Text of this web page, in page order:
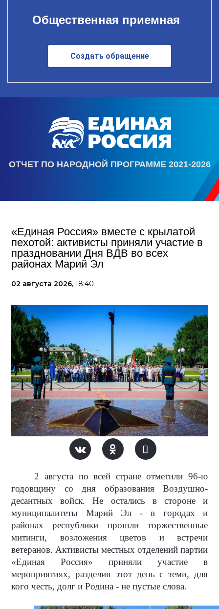
Общественная приемная
Создать обращение
ОТЧЕТ ПО НАРОДНОЙ ПРОГРАММЕ 2021-2026
«Единая Россия» вместе с крылатой
пехотой: активисты приняли участие в
праздновании Дня ВДВ во всех
районах Марий Эл
02 августа 2026, 18:40
2 августа по всей стране отметили 96-ю
годовщину со дня образования Воздушно-
десантных войск. Не остались в стороне и
муниципалитеты Марий Эл - в городах и
районах республики прошли торжественные
митинги, возложения цветов и встречи
ветеранов. Активисты местных отделений партии
«Единая Россия» приняли участие в
мероприятиях, разделив этот день с теми, для
кого честь, долг и Родина - не пустые слова.